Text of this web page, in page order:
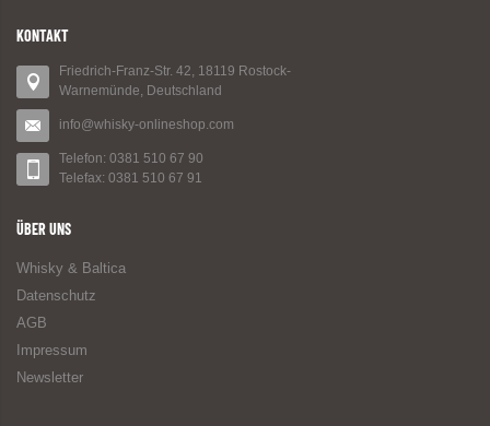
KONTAKT
Friedrich-Franz-Str. 42, 18119 Rostock-
Warnemünde, Deutschland
info@whisky-onlineshop.com
Telefon: 0381 510 67 90
Telefax: 0381 510 67 91
ÜBER UNS
Whisky & Baltica
Datenschutz
AGB
Impressum
Newsletter